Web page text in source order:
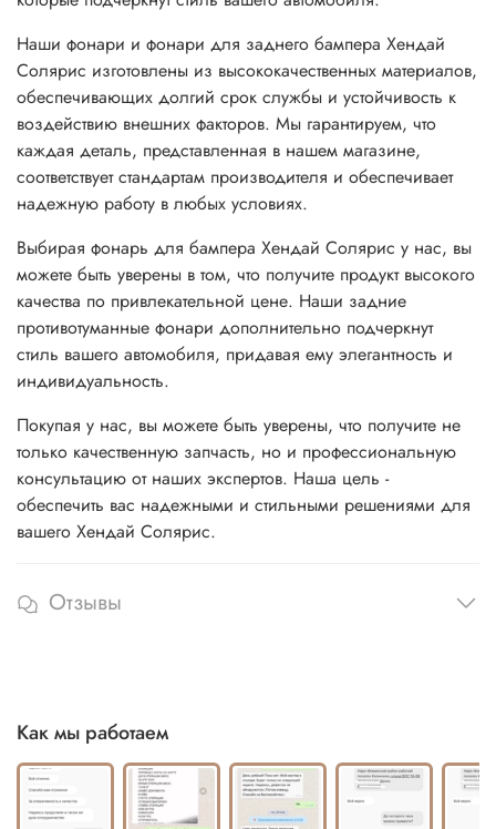
Наши фонари и фонари для заднего бампера Хендай
Солярис изготовлены из высококачественных материалов,
обеспечивающих долгий срок службы и устойчивость к
воздействию внешних факторов. Мы гарантируем, что
каждая деталь, представленная в нашем магазине,
соответствует стандартам производителя и обеспечивает
надежную работу в любых условиях.
Выбирая фонарь для бампера Хендай Солярис у нас, вы
можете быть уверены в том, что получите продукт высокого
качества по привлекательной цене. Наши задние
противотуманные фонари дополнительно подчеркнут
стиль вашего автомобиля, придавая ему элегантность и
индивидуальность.
Покупая у нас, вы можете быть уверены, что получите не
только качественную запчасть, но и профессиональную
консультацию от наших экспертов. Наша цель -
обеспечить вас надежными и стильными решениями для
вашего Хендай Солярис.
Отзывы
Как мы работаем